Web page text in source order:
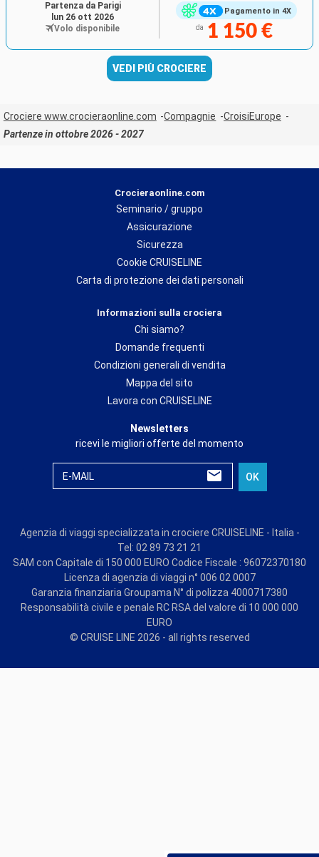
Pagamento in 4X
da 1 150 €
Partenza da Parigi
lun 26 ott 2026
Volo disponibile
VEDI PIÙ CROCIERE
Crociere www.crocieraonline.com Compagnie
CroisiEurope
Partenze in ottobre 2026 - 2027
Crocieraonline.com
Seminario / gruppo
Assicurazione
Sicurezza
Cookie CRUISELINE
Carta di protezione dei dati personali
Informazioni sulla crociera
Chi siamo?
Domande frequenti
Condizioni generali di vendita
Mappa del sito
Lavora con CRUISELINE
Newsletters
ricevi le migliori offerte del momento
E-MAIL OK
Agenzia di viaggi specializzata in crociere CRUISELINE - Italia -
Tel: 02 89 73 21 21
SAM con Capitale di 150 000 EURO Codice Fiscale : 96072370180
Licenza di agenzia di viaggi n° 006 02 0007
Garanzia finanziaria Groupama N° di polizza 4000717380
Responsabilità civile e penale RC RSA del valore di 10 000 000
EURO
© CRUISE LINE 2026 - all rights reserved